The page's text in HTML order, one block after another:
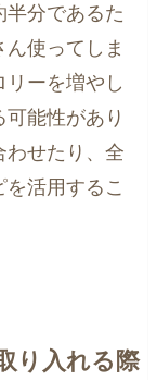
半分であるた
使ってしま
ーを増やし
能性があり
わせたり、全
活用するこ
り入れる際